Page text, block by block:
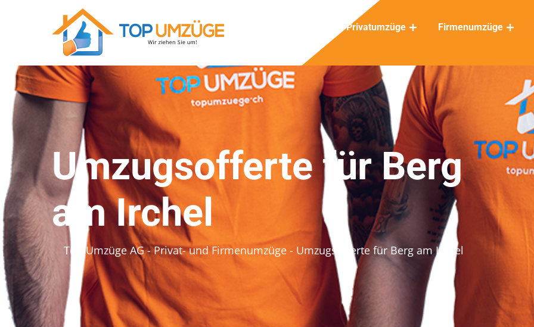
Privatumzüge Firmenumzüge
Umzugsofferte für Berg
am Irchel
Top Umzüge AG - Privat- und Firmenumzüge - Umzugsofferte für Berg am Irchel